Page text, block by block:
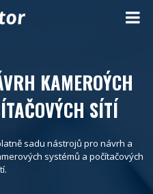
KAMEROÝCH
SÍTÍ
sadu nástrojů pro návrh a
systémů a počítačových